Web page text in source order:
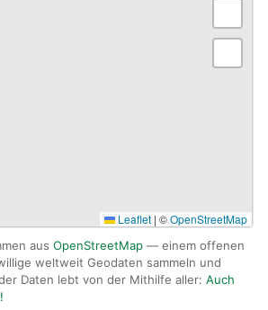
Leaflet | ©OpenStreetMap
aus OpenStreetMap — einem offenen
weltweit Geodaten sammeln und
Daten lebt von der Mithilfe aller: Auch